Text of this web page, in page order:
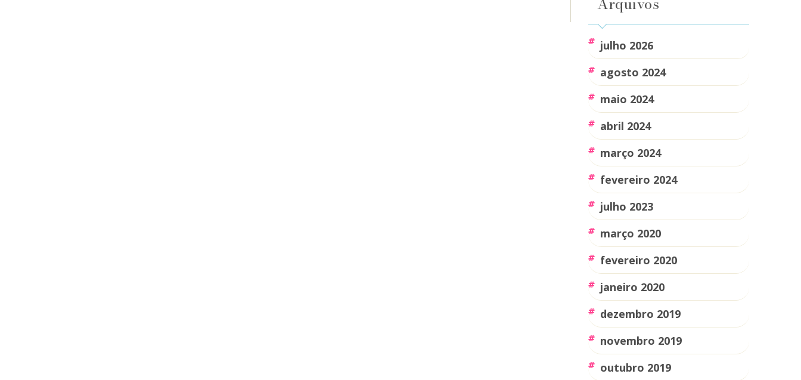
julho 2026
agosto 2024
maio 2024
abril 2024
março 2024
fevereiro 2024
julho 2023
março 2020
fevereiro 2020
janeiro 2020
dezembro 2019
novembro 2019
outubro 2019